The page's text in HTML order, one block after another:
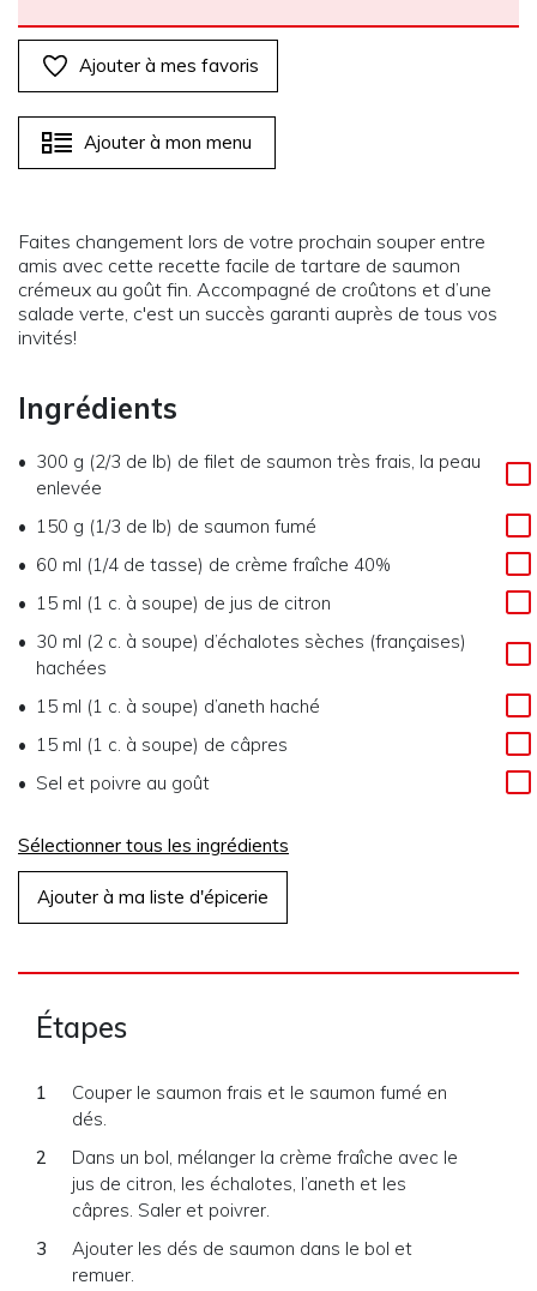
Ajouter à mes favoris
Ajouter à mon menu
Faites changement lors de votre prochain souper entre
amis avec cette recette facile de tartare de saumon
crémeux au goût fin. Accompagné de croûtons et d’une
salade verte, c'est un succès garanti auprès de tous vos
invités!
Ingrédients
300 g (2/3 de lb) de filet de saumon très frais, la peau
enlevée
150 g (1/3 de lb) de saumon fumé
60 ml (1/4 de tasse) de crème fraîche 40%
15 ml (1 c. à soupe) de jus de citron
30 ml (2 c. à soupe) d’échalotes sèches (françaises)
hachées
15 ml (1 c. à soupe) d’aneth haché
15 ml (1 c. à soupe) de câpres
Sel et poivre au goût
Sélectionner tous les ingrédients
Ajouter à ma liste d'épicerie
Étapes
Couper le saumon frais et le saumon fumé en
dés.
Dans un bol, mélanger la crème fraîche avec le
jus de citron, les échalotes, l’aneth et les
câpres. Saler et poivrer.
Ajouter les dés de saumon dans le bol et
remuer.